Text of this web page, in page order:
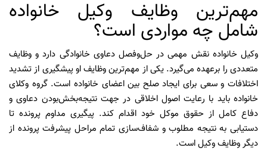
مهم‌ترین وظایف وکیل خانواده
شامل چه مواردی است؟
وکیل خانواده نقش مهمی در حل‌وفصل دعاوی خانوادگی دارد و وظایف
متعددی را برعهده می‌گیرد. یکی از مهم‌ترین وظایف او پیشگیری از تشدید
اختلافات و سعی برای ایجاد صلح بین اعضای خانواده است. گروه وکلای
خانواده باید با رعایت اصول اخلاقی در جهت نتیجه‌بخش‌بودن دعاوی و
دفاع کامل از حقوق موکل خود اقدام کند. پیگیری مداوم پرونده تا
دستیابی به نتیجه مطلوب و شفاف‌سازی تمام مراحل پیشرفت پرونده از
دیگر وظایف وکیل است.